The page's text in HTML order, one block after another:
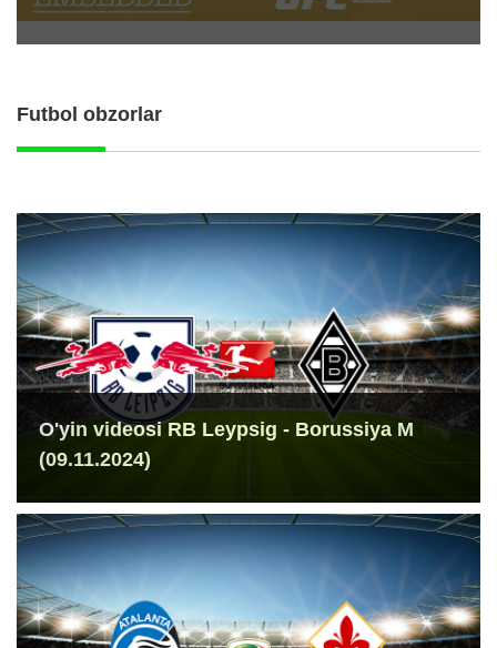
Futbol obzorlar
O'yin videosi RB Leypsig - Borussiya M
(09.11.2024)